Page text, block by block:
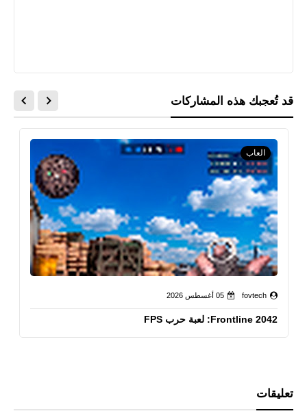
قد تُعجبك هذه المشاركات
العاب
fovtech 05 أغسطس 2026
Frontline 2042: لعبة حرب FPS
تعليقات